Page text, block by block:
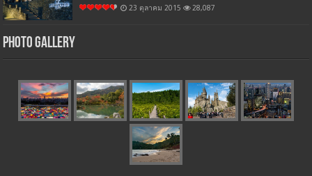
23 ตุลาคม 2015 28,087
Photo Gallery